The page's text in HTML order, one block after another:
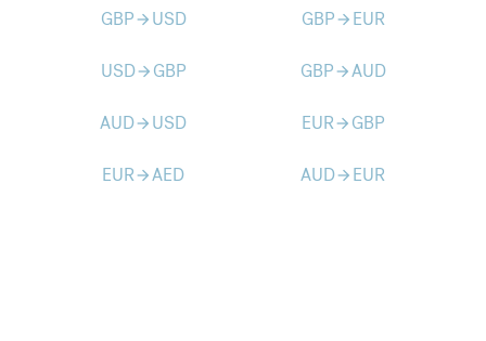
GBParrow_forward USD GBParrow_forward EUR
USDarrow_forward GBP GBParrow_forwardAUD
AUDarrow_forward USD EURarrow_forward GBP
EURarrow_forwardAED AUDarrow_forward EUR